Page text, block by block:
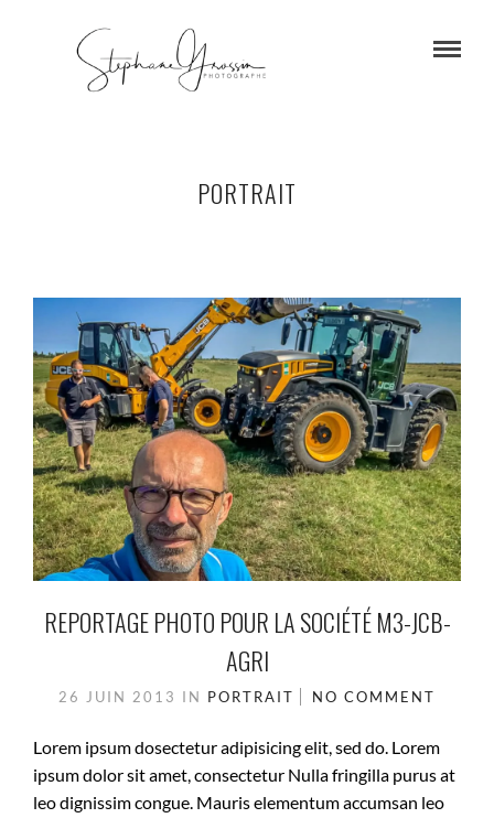
PORTRAIT
REPORTAGE PHOTO POUR LA SOCIÉTÉ M3-JCB-
AGRI
26 JUIN 2013 IN PORTRAIT NO COMMENT
Lorem ipsum dosectetur adipisicing elit, sed do. Lorem
ipsum dolor sit amet, consectetur Nulla fringilla purus at
leo dignissim congue. Mauris elementum accumsan leo